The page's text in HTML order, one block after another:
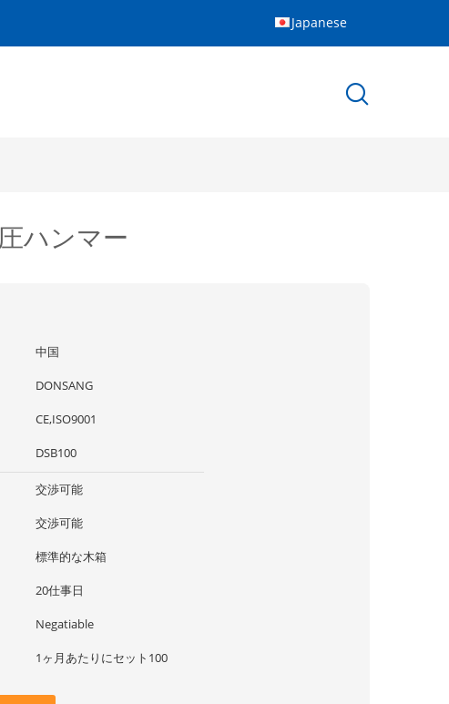
Japanese
ハンマー
中国
DONSANG
CE,ISO9001
DSB100
交渉可能
交渉可能
標準的な木箱
20仕事日
Negatiable
1ヶ月あたりにセット100